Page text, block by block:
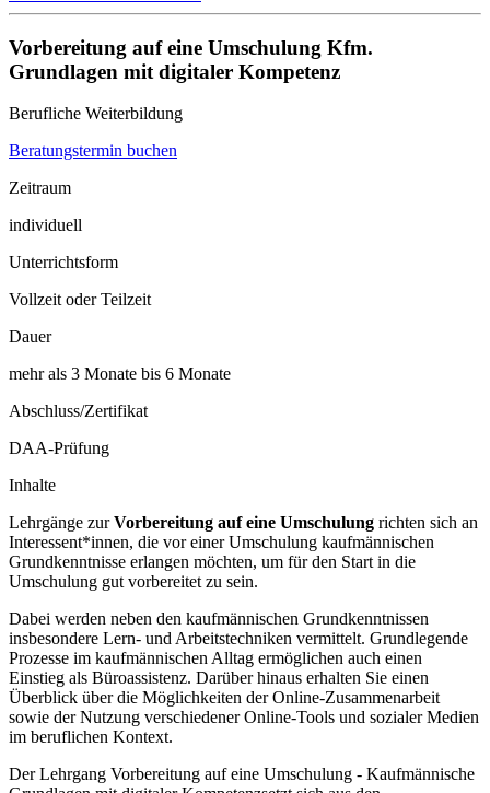
Vorbereitung auf eine Umschulung Kfm.
Grundlagen mit digitaler Kompetenz
Berufliche Weiterbildung
Beratungstermin buchen
Zeitraum
individuell
Unterrichtsform
Vollzeit oder Teilzeit
Dauer
mehr als 3 Monate bis 6 Monate
Abschluss/Zertifikat
DAA-Prüfung
Inhalte
Lehrgänge zurVorbereitung auf eine Umschulung richten sich an
Interessent*innen, die vor einer Umschulung kaufmännischen
Grundkenntnisse erlangen möchten, um für den Start in die
Umschulung gut vorbereitet zu sein.
Dabei werden neben den kaufmännischen Grundkenntnissen
insbesondere Lern- und Arbeitstechniken vermittelt. Grundlegende
Prozesse im kaufmännischen Alltag ermöglichen auch einen
Einstieg als Büroassistenz. Darüber hinaus erhalten Sie einen
Überblick über die Möglichkeiten der Online-Zusammenarbeit
sowie der Nutzung verschiedener Online-Tools und sozialer Medien
im beruflichen Kontext.
Der Lehrgang Vorbereitung auf eine Umschulung - Kaufmännische